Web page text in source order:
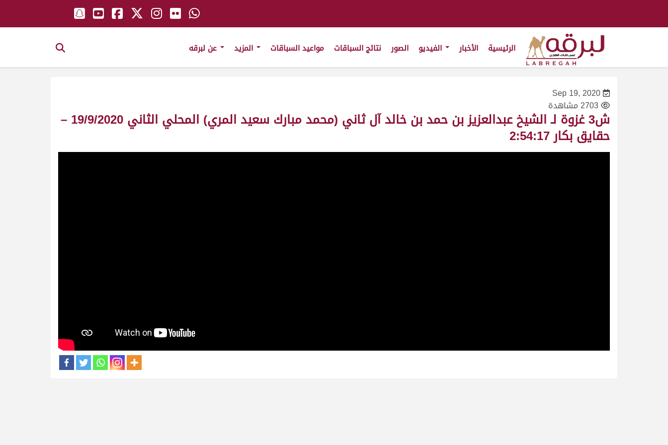
الرئيسية الأخبار الصور نتائج السباقات مواعيد السباقات
Sep 19, 2020
2703 مشاهدة
ش3 غزوة لـ الشيخ عبدالعزيز بن حمد بن خالد آل ثاني (محمد مبارك سعيد المري) المحلي الثاني 19/9/2020 –
حقايق بكار 2:54:17